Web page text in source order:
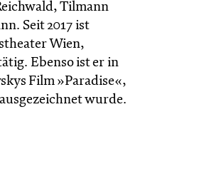
Tilmann
Seit 2017 ist
Wien,
Ebenso ist er in
Film »Paradise«,
wurde.